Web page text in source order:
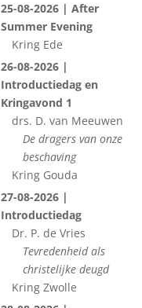
25-08-2026 | After
Summer Evening
Kring Ede
26-08-2026 |
Introductiedag en
Kringavond 1
drs. D. van Meeuwen
De dragers van onze
beschaving
Kring Gouda
27-08-2026 |
Introductiedag
Dr. P. de Vries
Tevredenheid als
christelijke deugd
Kring Zwolle